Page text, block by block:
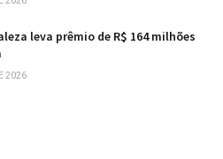
leva prêmio de R$ 164 milhões
2026